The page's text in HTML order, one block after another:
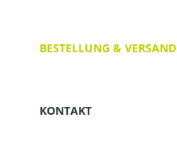
BESTELLUNG & VERSAND
KONTAKT